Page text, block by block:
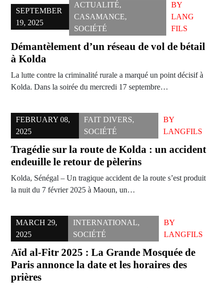
SEPTEMBER
19, 2025
ACTUALITÉ,
CASAMANCE,
SOCIÉTÉ
BY
LANG
FILS
Démantèlement d’un réseau de vol de bétail
à Kolda
La lutte contre la criminalité rurale a marqué un point décisif à
Kolda. Dans la soirée du mercredi 17 septembre…
FEBRUARY 08,
2025
FAIT DIVERS,
SOCIÉTÉ
BY
LANGFILS
Tragédie sur la route de Kolda : un accident
endeuille le retour de pèlerins
Kolda, Sénégal – Un tragique accident de la route s’est produit
la nuit du 7 février 2025 à Maoun, un…
MARCH 29,
2025
INTERNATIONAL,
SOCIÉTÉ
BY
LANGFILS
Aïd al-Fitr 2025 : La Grande Mosquée de
Paris annonce la date et les horaires des
prières